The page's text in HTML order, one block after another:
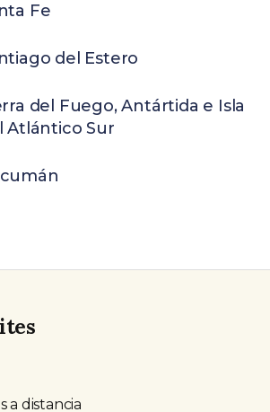
Fe
del Estero
del Fuego, Antártida e Isla
Atlántico Sur
a distancia